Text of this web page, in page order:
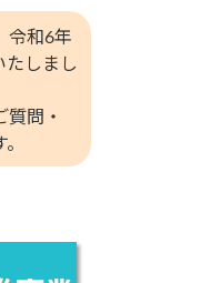
令和6年
たしまし
問・